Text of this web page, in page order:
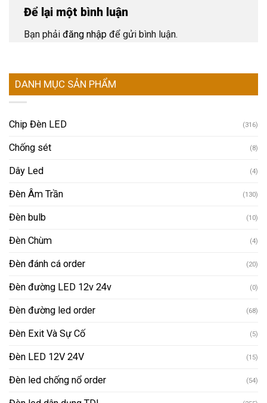
Để lại một bình luận
Bạn phải đăng nhập để gửi bình luận.
DANH MỤC SẢN PHẨM
Chip Đèn LED (316)
Chống sét (8)
Dây Led (4)
Đèn Âm Trần (130)
Đèn bulb (10)
Đèn Chùm (4)
Đèn đánh cá order (20)
Đèn đường LED 12v 24v (0)
Đèn đường led order (68)
Đèn Exit Và Sự Cố (5)
Đèn LED 12V 24V (15)
Đèn led chống nổ order (54)